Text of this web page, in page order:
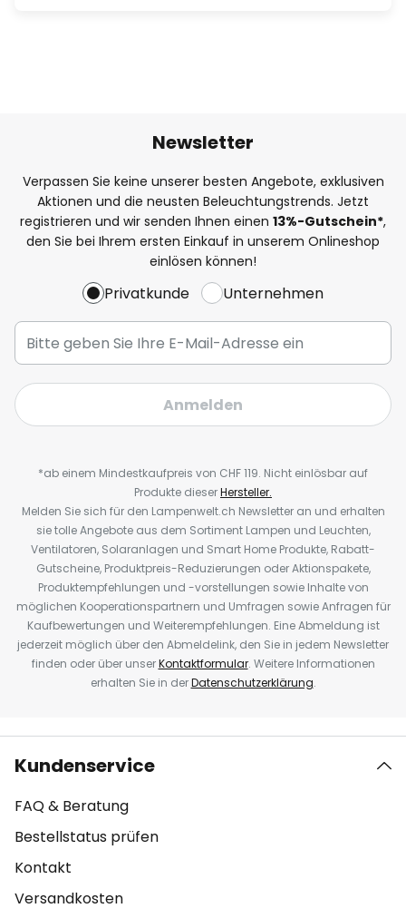
Newsletter
Verpassen Sie keine unserer besten Angebote, exklusiven
Aktionen und die neusten Beleuchtungstrends. Jetzt
registrieren und wir senden Ihnen einen 13%-Gutschein*,
den Sie bei Ihrem ersten Einkauf in unserem Onlineshop
einlösen können!
Privatkunde Unternehmen
Anmelden
*ab einem Mindestkaufpreis von CHF 119. Nicht einlösbar auf
Produkte dieserHersteller.
Melden Sie sich für den Lampenwelt.ch Newsletter an und erhalten
sie tolle Angebote aus dem Sortiment Lampen und Leuchten,
Ventilatoren, Solaranlagen und Smart Home Produkte, Rabatt-
Gutscheine, Produktpreis-Reduzierungen oder Aktionspakete,
Produktempfehlungen und -vorstellungen sowie Inhalte von
möglichen Kooperationspartnern und Umfragen sowie Anfragen für
Kaufbewertungen und Weiterempfehlungen. Eine Abmeldung ist
jederzeit möglich über den Abmeldelink, den Sie in jedem Newsletter
finden oder über unserKontaktformular. Weitere Informationen
erhalten Sie in derDatenschutzerklärung.
Kundenservice
FAQ & Beratung
Bestellstatus prüfen
Kontakt
Versandkosten